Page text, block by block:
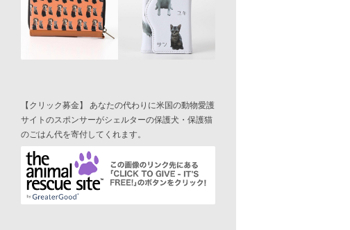
【クリック募金】 あなたの代わりに米国の動物愛護
サイトのスポンサーがシェルターの保護犬・保護猫
のごはん代を寄付してくれます。